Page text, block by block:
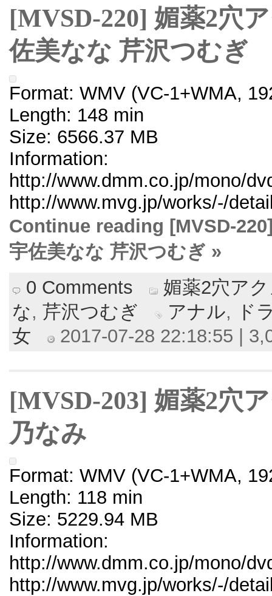
[MVSD-220] 媚薬2穴
佐美なな 芹沢つむぎ
Format: WMV (VC-1+WMA,
Length: 148 min
Size: 6566.37 MB
Information:
http://www.dmm.co.jp/mono/
http://www.mvg.jp/works/-/
Continue reading [MVSD-
宇佐美なな 芹沢つむぎ »
0 Comments
媚薬2穴ア
な, 芹沢つむぎ アナル,
ド
女
2017-07-28 22:18:55 |
[MVSD-203] 媚薬2穴
乃なみ
Format: WMV (VC-1+WMA,
Length: 118 min
Size: 5229.94 MB
Information:
http://www.dmm.co.jp/mono/
http://www.mvg.jp/works/-/